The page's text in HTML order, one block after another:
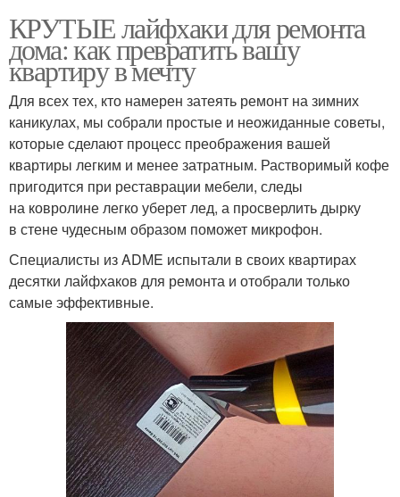
КРУТЫЕ лайфхаки для ремонта
дома: как превратить вашу
квартиру в мечту
Для всех тех, кто намерен затеять ремонт на зимних
каникулах, мы собрали простые и неожиданные советы,
которые сделают процесс преображения вашей
квартиры легким и менее затратным. Растворимый кофе
пригодится при реставрации мебели, следы
на ковролине легко уберет лед, а просверлить дырку
в стене чудесным образом поможет микрофон.
Специалисты из ADME испытали в своих квартирах
десятки лайфхаков для ремонта и отобрали только
самые эффективные.